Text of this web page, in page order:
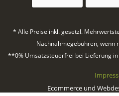
* Alle Preise inkl. gesetzl.
Nachnahmegebühren, wenn
**0% Umsatzsteuerfrei bei Lieferung in
Ecommerce und